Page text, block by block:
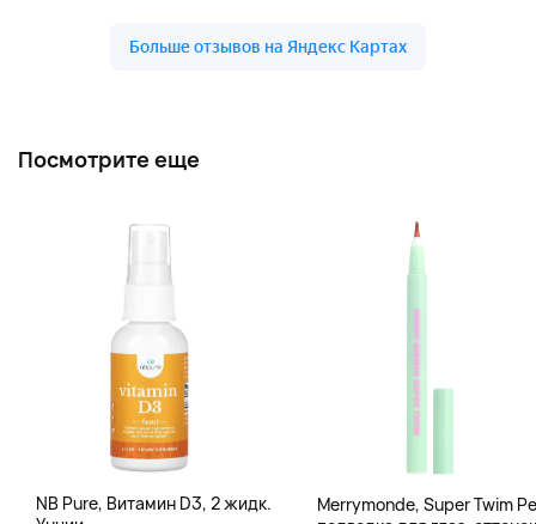
Посмотрите еще
NB Pure, Витамин D3, 2 жидк.
Merrymonde, Super Twim